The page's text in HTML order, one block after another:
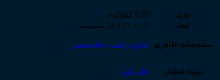
وزن
0.55 کیلوگرم
ابعاد
1.5 × 23 × 29 سانتیمتر
مشخصات ظاهری اندازه رحلی – جلد نفیس
نوبت انتشار چاپ اول